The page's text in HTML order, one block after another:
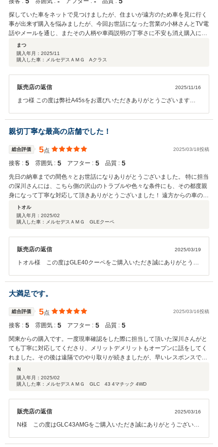
くお願いいたします！
探していた車をネットで見つけましたが、住まいが遠方のため車を見に行く
事が出来ず購入を悩みましたが、今回お世話になった営業の小林さんとTV電
話やメールを通じ、またその人柄や車両説明の丁寧さに不安も消え購入に至
りました。 契約から納車までも非常にスムーズで安心出来ました。 車を一
度も見ずに購入する事なんて一昔前前なら考えられなかったと思いますが、
正規ディーラーで信頼できる営業マンと出会えると、何ら問題ない事が今回
まつ
購入年月： 2025/11
購入した車：メルセデスＡＭＧ Aクラス
販売店の返信 2025/11/16
まつ様 この度は弊社A45sをお選びいただきありがとうございます。
至ったという ありがたいお言葉をいただき感謝いたします。 加速にエ
ンジン音、メルセデスらしい上質な走りができます。 AMGカーライフ
を是非楽しんでいただければと思います。 最後に信頼できる営業マン
との最高のお言葉本当に感謝いたします。 今後とも末永くお付き合い
させていただければと思います！ 引き続きよろしくお願いいたしま
す。
親切丁寧な最高の店舗でした！
総合評価 5点 2025/03/18投稿
接客 : 5 雰囲気 : 5 アフター : 5 品質 : 5
先日の納車までの間色々とお世話になりありがとうございました。 特に担当
の深川さんには、こちら側の沢山のトラブルや色々な条件にも、その都度親
身になって丁寧な対応して頂きありがとうございました！ 遠方からの車の引
き取りでしたが、雨の中富山駅まで迎えに来て頂き助かりました。 またお会
い出来る日を楽しみにしています。 深川さん、この度は本当にありがとうご
ざいました！ またこれからもよろしくお願い致します。
トオル
購入年月： 2025/02
購入した車：メルセデスＡＭＧ GLEクーペ
販売店の返信 2025/03/19
トオル様 この度はGLE40クーペをご購入いただき誠にありがとうご
かげでスムーズに進めることができました。いろんなお車を乗り継が
れていらっしゃるようで多様なご経験のなかでご評価いただき大変光
栄です。ご納車後のご観光も雪の影響もなく楽しまれたとの事で非常
に喜んでおります。今後とも末永くお付き合いいただきたく存じま
す。何卒よろしくお願い申し上げます。
大満足です。
総合評価 5点 2025/03/16投稿
接客 : 5 雰囲気 : 5 アフター : 5 品質 : 5
関東からの購入です。一度現車確認をした際に担当して頂いた深川さんがと
ても丁寧に対応してくださり、メリットデメリットもオープンに話をしてく
れました。その後は遠隔でのやり取りが続きましたが、早いレスポンスで不
安な点が一つもなく契約できました。正規ディーラーの安心感は最高です。
女性スタッフの皆さん、納車時のおもてなしを有難うございました。
Ｎ
購入年月： 2025/02
購入した車：メルセデスＡＭＧ GLC 43 4マチック 4WD
販売店の返信 2025/03/16
N様 この度はGLC43AMGをご購入いただき誠にありがとうございま
く、お帰りの道中には雪の区間もあったとお伺いいたしましたが大変